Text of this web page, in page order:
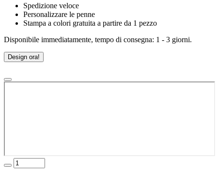
Spedizione veloce
Personalizzare le penne
Stampa a colori gratuita a partire da 1 pezzo
Disponibile immediatamente, tempo di consegna: 1 - 3 giorni.
Design ora!